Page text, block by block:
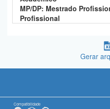
MP/DP: Mestrado
Profissional
Gerar
Compatibilidade